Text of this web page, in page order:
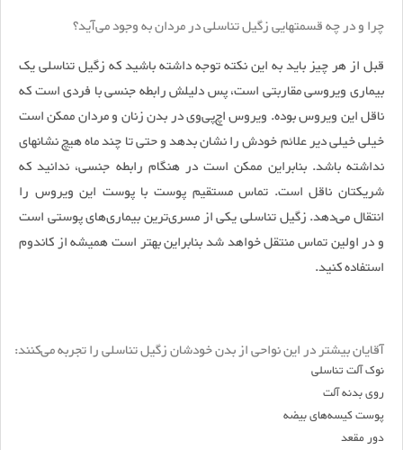
چرا و در چه قسمت‏هایی زگیل تناسلی در مردان به وجود می‌آید؟
قبل از هر چیز باید به این نکته توجه داشته باشید که زگیل تناسلی یک
بیماری ویروسی مقاربتی است، پس دلیلش رابطه جنسی با فردی است که
ناقل این ویروس بوده. ویروس اچ‌پی‌وی در بدن زنان و مردان ممکن است
خیلی خیلی دیر علائم خودش را نشان بدهد و حتی تا چند ماه هیچ نشانه‏‎ای
نداشته باشد. بنابراین ممکن است در هنگام رابطه جنسی، ندانید که
شریکتان ناقل است. تماس مستقیم پوست با پوست این ویروس را
انتقال می‌دهد. زگیل تناسلی یکی از مسری‌ترین بیماری‌های پوستی است
و در اولین تماس منتقل خواهد شد بنابراین بهتر است همیشه از کاندوم
استفاده کنید.
آقایان بیشتر در این نواحی از بدن خودشان زگیل تناسلی را تجربه می‌کنند:
نوک آلت تناسلی
روی بدنه آلت
پوست کیسه‌های بیضه
دور مقعد